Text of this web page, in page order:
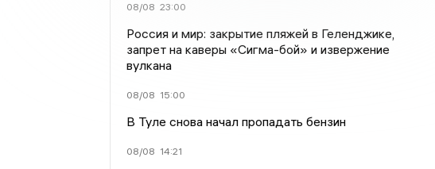
08/08 23:00
Россия и мир: закрытие пляжей в Геленджике,
запрет на каверы «Сигма-бой» и извержение
вулкана
08/08 15:00
В Туле снова начал пропадать бензин
08/08 14:21